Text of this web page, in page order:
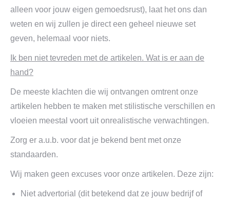
alleen voor jouw eigen gemoedsrust), laat het ons dan
weten en wij zullen je direct een geheel nieuwe set
geven, helemaal voor niets.
Ik ben niet tevreden met de artikelen. Wat is er aan de
hand?
De meeste klachten die wij ontvangen omtrent onze
artikelen hebben te maken met stilistische verschillen en
vloeien meestal voort uit onrealistische verwachtingen.
Zorg er a.u.b. voor dat je bekend bent met onze
standaarden.
Wij maken geen excuses voor onze artikelen. Deze zijn:
Niet advertorial (dit betekend dat ze jouw bedrijf of